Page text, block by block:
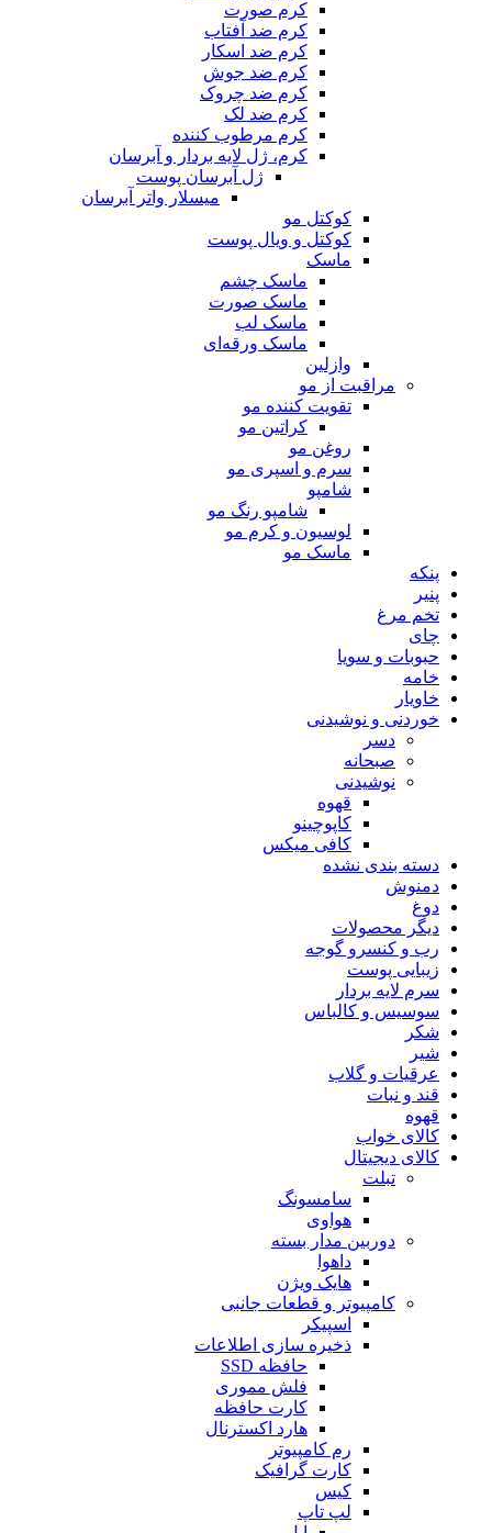
کرم صورت
کرم ضد آفتاب
کرم ضد اسکار
کرم ضد جوش
کرم ضد چروک
کرم ضد لک
کرم مرطوب کننده
کرم، ژل لایه بردار و آبرسان
ژل آبرسان پوست
میسلار واتر آبرسان
کوکتل مو
کوکتل‌ و ویال پوست
ماسک
ماسک چشم
ماسک صورت
ماسک لب
ماسک ورقه‌ای
وازلین
مراقبت از مو
تقویت کننده مو
کراتین مو
روغن مو
سرم و اسپری مو
شامپو
شامپو رنگ مو
لوسیون و کرم مو
ماسک مو
پنکه
پنیر
تخم مرغ
چای
حبوبات و سویا
خامه
خاویار
خوردنی و نوشیدنی
دسر
صبحانه
نوشیدنی
قهوه
کاپوچینو
کافی میکس
دسته بندی نشده
دمنوش
دوغ
دیگر محصولات
رب و کنسرو گوجه
زیبایی پوست
سرم لایه بردار
سوسیس و کالباس
شکر
شیر
عرقیات و گلاب
قند و نبات
قهوه
کالای خواب
کالای دیجیتال
تبلت
سامسونگ
هواوی
دوربین مدار بسته
داهوا
هایک ویژن
کامپیوتر و قطعات جانبی
اسپیکر
ذخیره سازی اطلاعات
حافظه SSD
فلش مموری
کارت حافظه
هارد اکسترنال
رم کامپیوتر
کارت گرافیک
کیس
لپ تاپ